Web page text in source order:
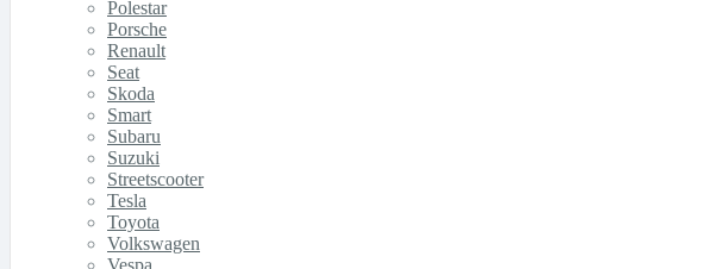
Polestar
Porsche
Renault
Seat
Skoda
Smart
Subaru
Suzuki
Streetscooter
Tesla
Toyota
Volkswagen
Vespa